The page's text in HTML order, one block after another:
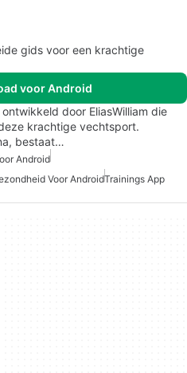
gids voor een krachtige
voor Android
door EliasWilliam die
krachtige vechtsport.
bestaat…
Android
Voor AndroidTrainings App